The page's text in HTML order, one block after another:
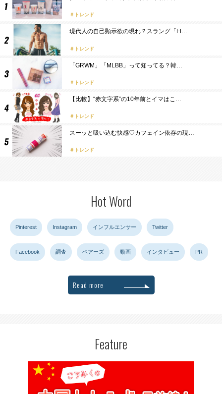
トレンド
現代人の自己顕示欲の現れ？スラング「Fl…
トレンド
「GRWM」「MLBB」って知ってる？韓…
トレンド
【比較】“赤文字系”の10年前とイマはこ…
トレンド
スーッと吸い込む快感♡カフェイン依存の現…
トレンド
Hot Word
Pinterest Instagram インフルエンサー Twitter
Facebook 調査 ペアーズ 動画 インタビュー PR
Read more
Feature